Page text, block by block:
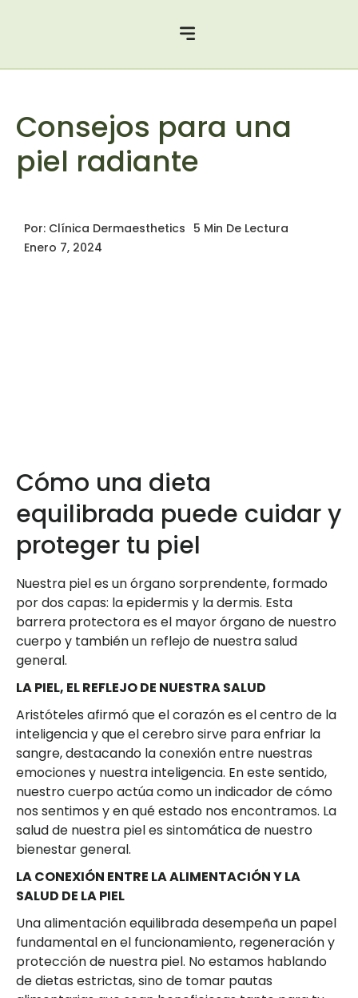
Consejos para una
piel radiante
Por: Clínica Dermaesthetics 5 Min De Lectura
Enero 7, 2024
Cómo una dieta
equilibrada puede cuidar y
proteger tu piel
Nuestra piel es un órgano sorprendente, formado
por dos capas: la epidermis y la dermis. Esta
barrera protectora es el mayor órgano de nuestro
cuerpo y también un reflejo de nuestra salud
general.
LA PIEL, EL REFLEJO DE NUESTRA SALUD
Aristóteles afirmó que el corazón es el centro de la
inteligencia y que el cerebro sirve para enfriar la
sangre, destacando la conexión entre nuestras
emociones y nuestra inteligencia. En este sentido,
nuestro cuerpo actúa como un indicador de cómo
nos sentimos y en qué estado nos encontramos. La
salud de nuestra piel es sintomática de nuestro
bienestar general.
LA CONEXIÓN ENTRE LA ALIMENTACIÓN Y LA
SALUD DE LA PIEL
Una alimentación equilibrada desempeña un papel
fundamental en el funcionamiento, regeneración y
protección de nuestra piel. No estamos hablando
de dietas estrictas, sino de tomar pautas